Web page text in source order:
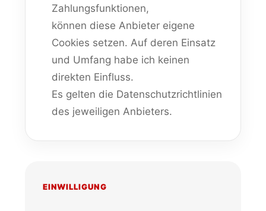
Zahlungsfunktionen,
können diese Anbieter eigene
Cookies setzen. Auf deren Einsatz
und Umfang habe ich keinen
direkten Einfluss.
Es gelten die Datenschutzrichtlinien
des jeweiligen Anbieters.
EINWILLIGUNG